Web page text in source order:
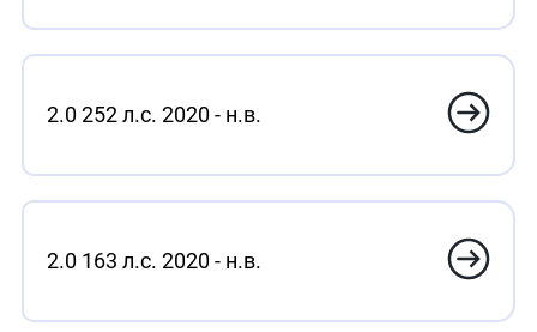
2.0 252 л.с. 2020 - н.в.
2.0 163 л.с. 2020 - н.в.